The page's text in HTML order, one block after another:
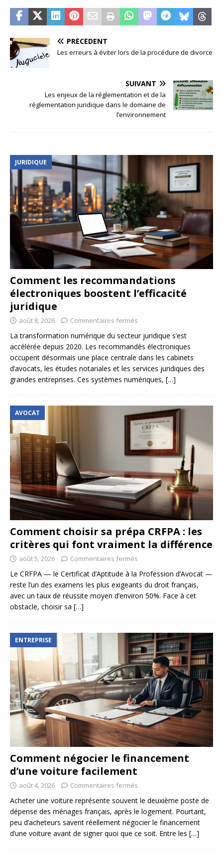
PRÉCÉDENT
Les erreurs à éviter lors de la procédure de divorce
SUIVANT
Les enjeux de la réglementation et de la
réglementation juridique dans le domaine de
l’environnement
JURIDIQUE
Comment les recommandations
électroniques boostent l’efficacité
juridique
août 8, 2026 Commentaires fermés
La transformation numérique du secteur juridique s’est
accélérée depuis 2020. Les recommandés électroniques
occupent désormais une place centrale dans les cabinets
d’avocats, les études notariales et les services juridiques des
grandes entreprises. Ces systèmes numériques, […]
AVOCAT
Comment choisir sa prépa CRFPA : les
critères qui font vraiment la différence
août 5, 2026 Commentaires fermés
Le CRFPA — le Certificat d’Aptitude à la Profession d’Avocat —
reste l’un des examens les plus exigeants du droit français,
avec un taux de réussite moyen d’environ 50%. Face à cet
obstacle, choisir sa […]
ENTREPRISE
Comment négocier le financement
d’une voiture facilement
août 4, 2026 Commentaires fermés
Acheter une voiture représente souvent le deuxième poste de
dépense des ménages français, après le logement. Pourtant,
peu d’acheteurs savent réellement négocier le financement
d’une voiture avant de signer quoi que ce soit. Entre les […]